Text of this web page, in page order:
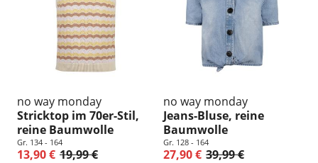
no way monday
Stricktop im 70er-Stil,
reine Baumwolle
Gr. 134 - 164
13,90 € 19,99 €
no way monday
Jeans-Bluse, reine
Baumwolle
Gr. 128 - 164
27,90 € 39,99 €